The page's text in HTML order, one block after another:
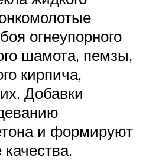
огнеупорного
шамота, пемзы,
кирпича,
Добавки
и формируют